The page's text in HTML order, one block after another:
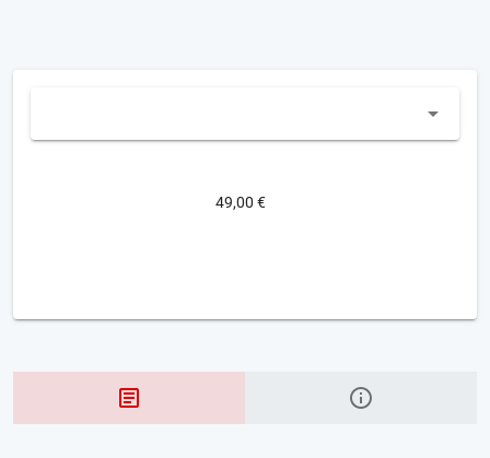
49,00 €